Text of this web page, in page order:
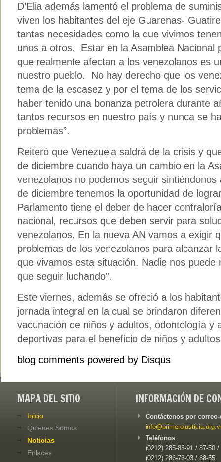
D’Elia además lamentó el problema de
viven los habitantes del eje Guarenas-
tantas necesidades como la que vivimos
unos a otros. Estar en la Asamblea Nacional
que realmente afectan a los venezolanos es
nuestro pueblo. No hay derecho que los
tema de la escasez y por el tema de los
haber tenido una bonanza petrolera durante
tantos recursos en nuestro país y nunca se
problemas”.
Reiteró que Venezuela saldrá de la crisis y
de diciembre cuando haya un cambio en la
venezolanos no podemos seguir
de diciembre tenemos la oportunidad de
Parlamento tiene el deber de hacer
nacional, recursos que deben servir para
venezolanos. En la nueva AN vamos a exigir
problemas de los venezolanos para alcanzar
que vivamos esta situación. Nadie nos
que seguir luchando”.
Este viernes, además se ofreció a los
jornada integral en la cual se brindaron
vacunación de niños y adultos, odontología y
deportivas para el beneficio de niños y
blog comments powered by Disqus
MAPA DEL SITIO
Inicio
Quiénes Somos
Noticias
Enlaces
INFORMACIÓN DE
Contáctenos por
Teléfonos
(0212) 285-83-91 / 87-50 /
(0212) 286-73-03 / 88-55